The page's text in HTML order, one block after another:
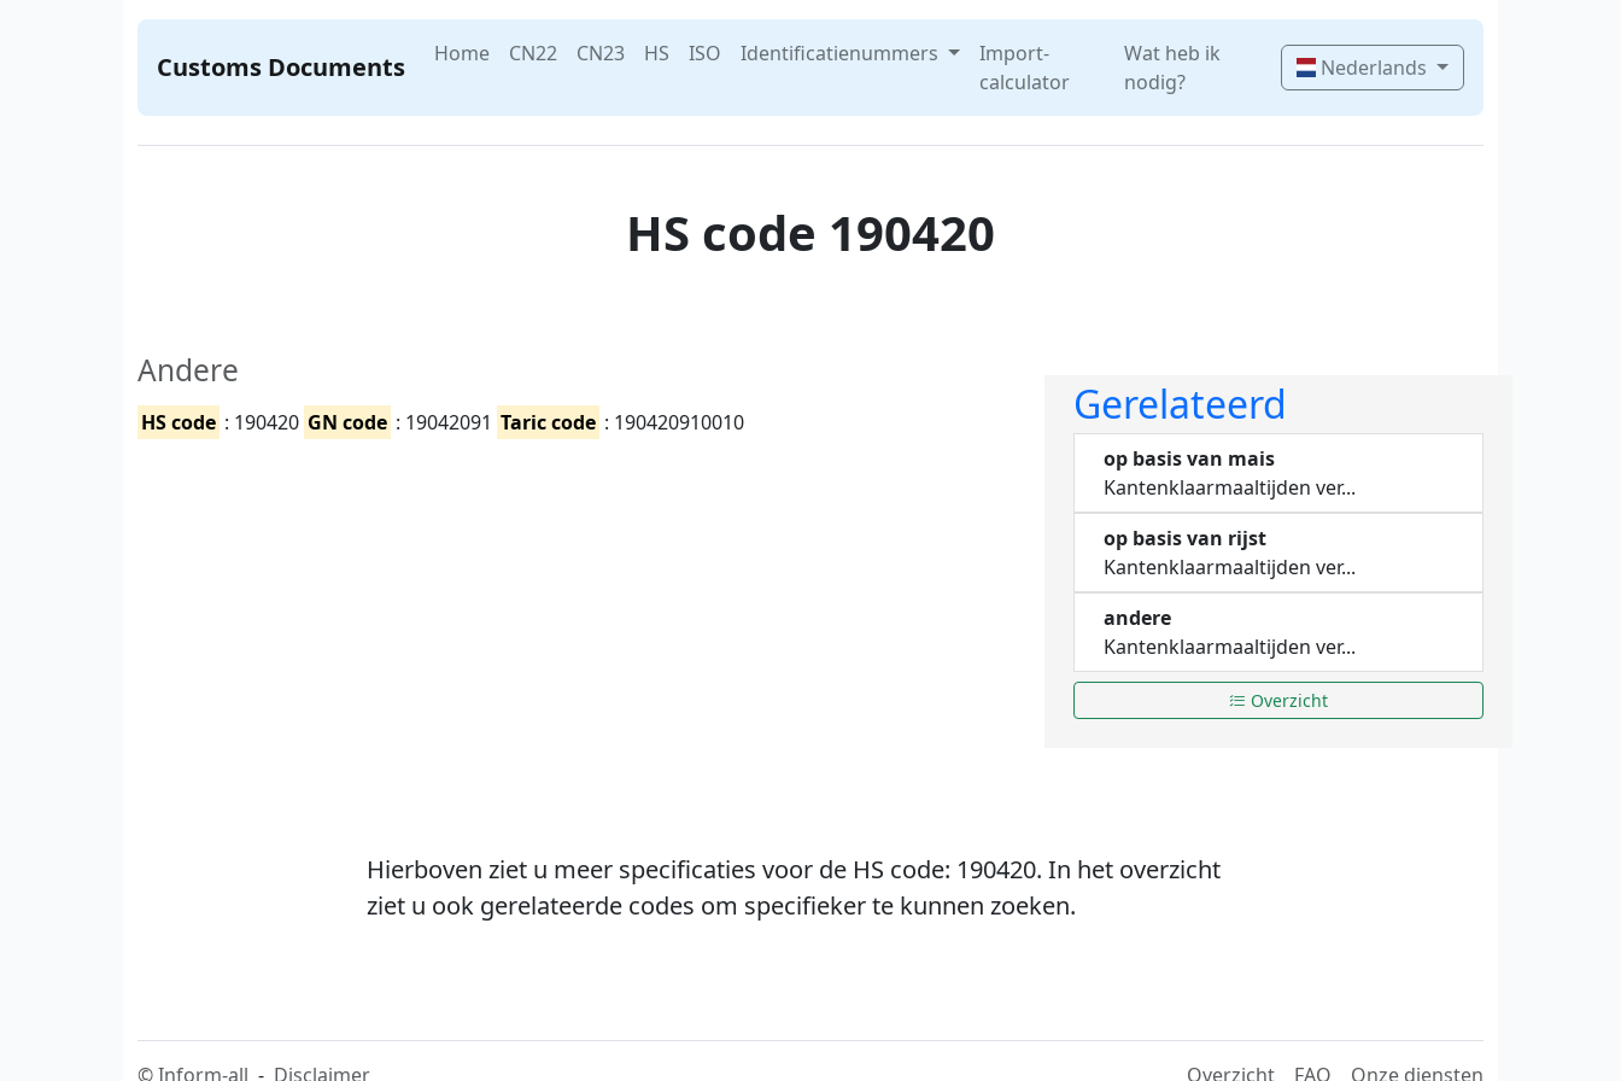
Customs Documents Home CN22 CN23 HS ISO Identificatienummers
Import-
calculator
Wat heb ik
nodig?
Nederlands
HS code 190420
Andere
HS code : 190420 GN code : 19042091 Taric code : 190420910010 Gerelateerd
op basis van mais
Kantenklaarmaaltijden ver...
op basis van rijst
Kantenklaarmaaltijden ver...
andere
Kantenklaarmaaltijden ver...
Overzicht
Hierboven ziet u meer specificaties voor de HS code: 190420. In het overzicht
ziet u ook gerelateerde codes om specifieker te kunnen zoeken.
©Inform-all - Disclaimer Overzicht FAQ Onze diensten